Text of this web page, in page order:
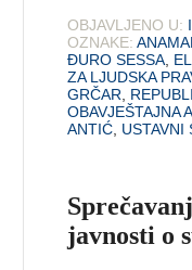
OBJAVLJENO U:
OZNAKE:
ĐURO SESSA
ZA LJUDSKA
GRČAR
OBAVJEŠTAJNA
ANTIĆ USTAVNI
javnosti o